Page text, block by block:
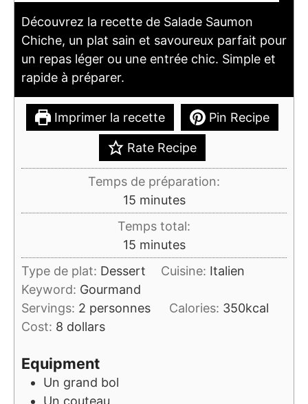
Découvrez la recette de Salade Saumon
Chiche, un plat sain et savoureux parfait pour
un repas léger ou une entrée chic. Simple et
rapide à préparer.
Imprimer la recette Pin Recipe
Rate Recipe
Temps de préparation:
15minutes
minutes
Temps total:
15minutes
minutes
Type de plat: Dessert Cuisine: Italien
Keyword: Gourmand
Servings: 2 personnes Calories: 350kcal
Cost: 8 dollars
Equipment
Un grand bol
Un couteau